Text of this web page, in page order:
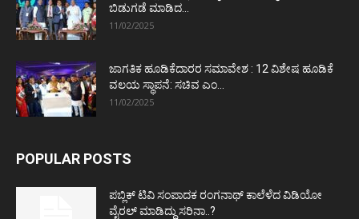
ಬಿಡುಗಡೆ ಮಾಡಿದ...
11/02/2025
ಜಾಗತಿಕ ಹೂಡಿಕೆದಾರರ ಸಮಾವೇಶ : 12 ವಿಶೇಷ ಹೂಡಿಕೆ
ವಲಯ ಸ್ಥಾಪನೆ: ಸಚಿವ ಎಂ...
11/02/2025
POPULAR POSTS
ಪಬ್ಲಿಕ್ ಟಿವಿ ಸಂಪಾದಕ ರಂಗನಾಥ್ ಕಾಲೆಳೆದ ವಿಡಿಯೋ
ವೈರಲ್ ಮಾಡಿದ್ದು ಸರಿನಾ..?